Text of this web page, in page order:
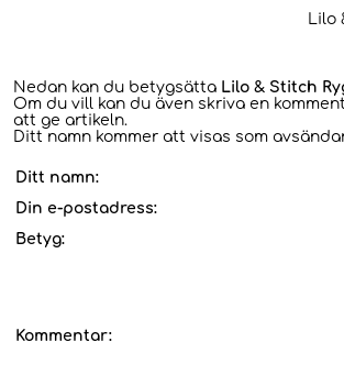
Lilo
Nedan kan du betygsätta Lilo & Stitch
Om du vill kan du även skriva en
att ge artikeln.
Ditt namn kommer att visas som
Ditt namn:
Din e-postadress:
Betyg:
Kommentar: